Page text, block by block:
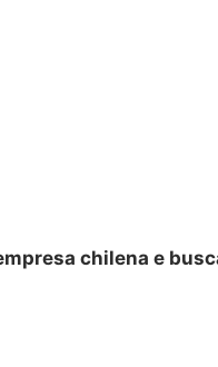
chilena e